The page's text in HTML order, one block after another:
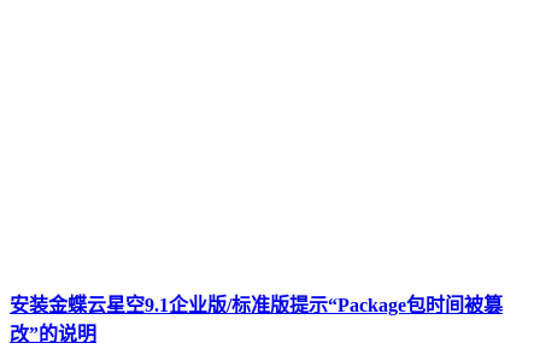
安装金蝶云星空9.1企业版/标准版提示“Package包时间被篡
改”的说明